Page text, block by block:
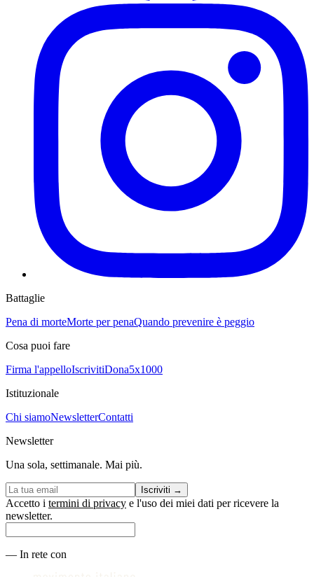
Battaglie
Pena di morteMorte per penaQuando prevenire è peggio
Cosa puoi fare
Firma l'appelloIscrivitiDona5x1000
Istituzionale
Chi siamoNewsletterContatti
Newsletter
Una sola, settimanale. Mai più.
Iscriviti →
Accetto i termini di privacy e l'uso dei miei dati per ricevere la
newsletter.
— In rete con